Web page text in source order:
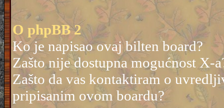
O phpBB 2
Ko je napisao ovaj bilten board?
Zašto nije dostupna mogućnost X-
Zašto da vas kontaktiram o
pripisanim ovom boardu?